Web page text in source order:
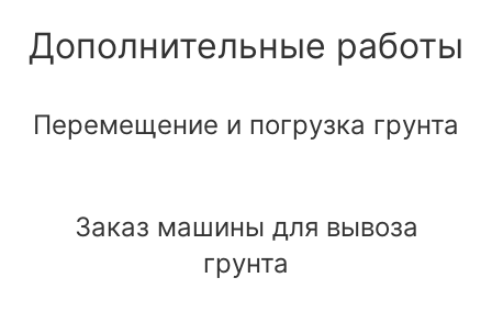
Дополнительные работы
Перемещение и погрузка грунта
Заказ машины для вывоза
грунта